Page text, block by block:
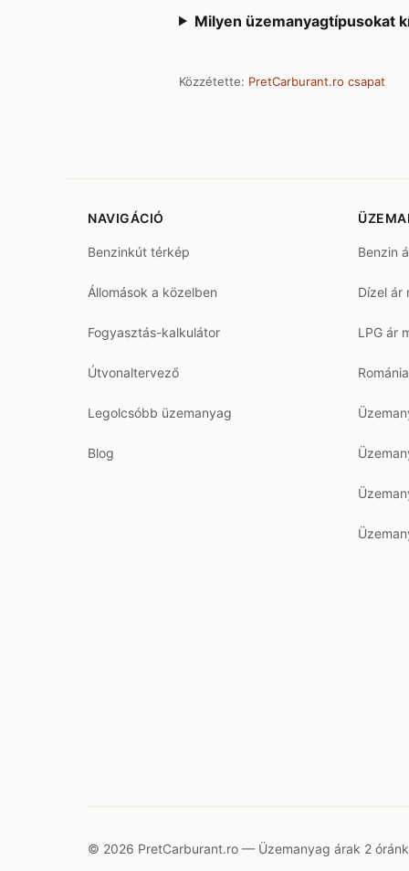
Milyen üzemanyagtípusokat
Közzétette: PretCarburant.ro csapat
NAVIGÁCIÓ
Benzinkút térkép
Állomások a közelben
Fogyasztás-kalkulátor
Útvonaltervező
Legolcsóbb üzemanyag
Blog
Benzin
Dízel ár
LPG ár
© 2026 PretCarburant.ro — Üzemanyag árak 2